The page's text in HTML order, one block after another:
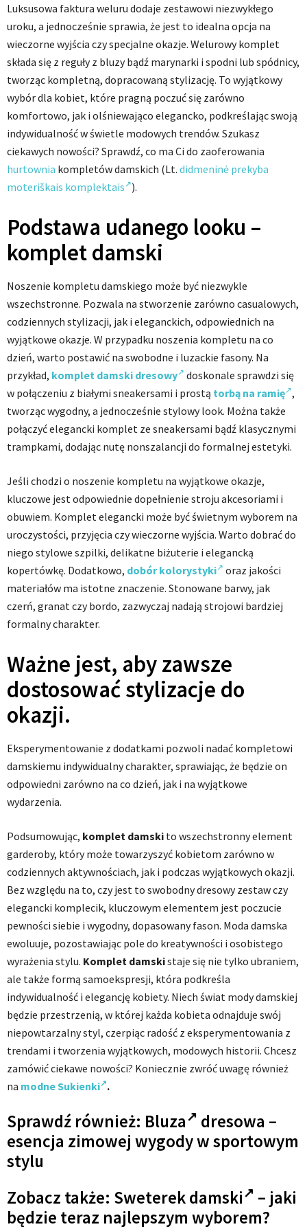
Luksusowa faktura weluru dodaje zestawowi niezwykłego
uroku, a jednocześnie sprawia, że jest to idealna opcja na
wieczorne wyjścia czy specjalne okazje. Welurowy komplet
składa się z reguły z bluzy bądź marynarki i spodni lub spódnicy,
tworząc kompletną, dopracowaną stylizację. To wyjątkowy
wybór dla kobiet, które pragną poczuć się zarówno
komfortowo, jak i olśniewająco elegancko, podkreślając swoją
indywidualność w świetle modowych trendów. Szukasz
ciekawych nowości? Sprawdź, co ma Ci do zaoferowania
hurtownia kompletów damskich (Lt. didmeninė prekyba
moteriškais komplektais ).
Podstawa udanego looku –
komplet damski
Noszenie kompletu damskiego może być niezwykle
wszechstronne. Pozwala na stworzenie zarówno casualowych,
codziennych stylizacji, jak i eleganckich, odpowiednich na
wyjątkowe okazje. W przypadku noszenia kompletu na co
dzień, warto postawić na swobodne i luzackie fasony. Na
przykład, komplet damski dresowy
doskonale sprawdzi się
w połączeniu z białymi sneakersami i prostą torbą na ramię ,
tworząc wygodny, a jednocześnie stylowy look. Można także
połączyć elegancki komplet ze sneakersami bądź klasycznymi
trampkami, dodając nutę nonszalancji do formalnej estetyki.
Jeśli chodzi o noszenie kompletu na wyjątkowe okazje,
kluczowe jest odpowiednie dopełnienie stroju akcesoriami i
obuwiem. Komplet elegancki może być świetnym wyborem na
uroczystości, przyjęcia czy wieczorne wyjścia. Warto dobrać do
niego stylowe szpilki, delikatne biżuterie i elegancką
kopertówkę. Dodatkowo, dobór kolorystyki
oraz jakości
materiałów ma istotne znaczenie. Stonowane barwy, jak
czerń, granat czy bordo, zazwyczaj nadają strojowi bardziej
formalny charakter.
Ważne jest, aby zawsze
dostosować stylizacje do
okazji.
Eksperymentowanie z dodatkami pozwoli nadać kompletowi
damskiemu indywidualny charakter, sprawiając, że będzie on
odpowiedni zarówno na co dzień, jak i na wyjątkowe
wydarzenia.
Podsumowując, komplet damski to wszechstronny element
garderoby, który może towarzyszyć kobietom zarówno w
codziennych aktywnościach, jak i podczas wyjątkowych okazji.
Bez względu na to, czy jest to swobodny dresowy zestaw czy
elegancki komplecik, kluczowym elementem jest poczucie
pewności siebie i wygodny, dopasowany fason. Moda damska
ewoluuje, pozostawiając pole do kreatywności i osobistego
wyrażenia stylu. Komplet damskistaje się nie tylko ubraniem,
ale także formą samoekspresji, która podkreśla
indywidualność i elegancję kobiety. Niech świat mody damskiej
będzie przestrzenią, w której każda kobieta odnajduje swój
niepowtarzalny styl, czerpiąc radość z eksperymentowania z
trendami i tworzenia wyjątkowych, modowych historii. Chcesz
zamówić ciekawe nowości? Koniecznie zwróć uwagę również
na modne Sukienki .
Sprawdź również: Bluza
dresowa –
esencja zimowej wygody w sportowym
stylu
Zobacz także: Sweterek damski
– jaki
będzie teraz najlepszym wyborem?